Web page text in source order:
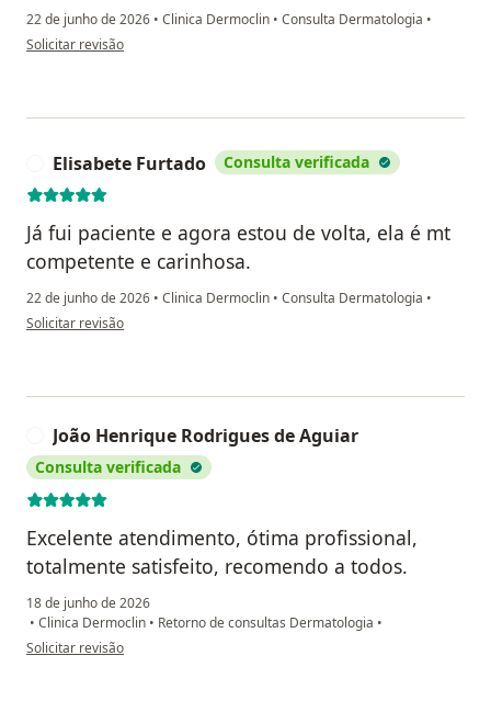
22 de junho de 2026 • Clinica Dermoclin • Consulta Dermatologia •
na opinião do utilizador INBZB
Solicitar revisão
Elisabete Furtado Consulta verificada
Já fui paciente e agora estou de volta, ela é mt
competente e carinhosa.
22 de junho de 2026 • Clinica Dermoclin • Consulta Dermatologia •
na opinião do utilizador Elisabete Furtado
Solicitar revisão
João Henrique Rodrigues de Aguiar
Consulta verificada
Excelente atendimento, ótima profissional,
totalmente satisfeito, recomendo a todos.
18 de junho de 2026
• Clinica Dermoclin • Retorno de consultas Dermatologia •
na opinião do utilizador João Henrique Rodrigues de Aguiar
Solicitar revisão